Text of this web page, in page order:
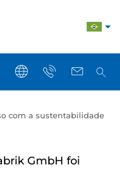
com a sustentabilidade
GmbH foi